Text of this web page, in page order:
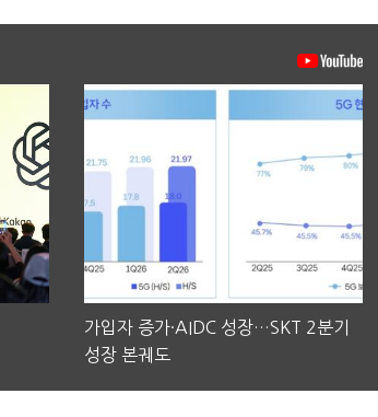
가입자 증가·AIDC 성장…SKT 2분기
성장 본궤도